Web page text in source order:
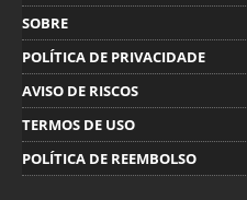
SOBRE
POLÍTICA DE PRIVACIDADE
AVISO DE RISCOS
TERMOS DE USO
POLÍTICA DE REEMBOLSO